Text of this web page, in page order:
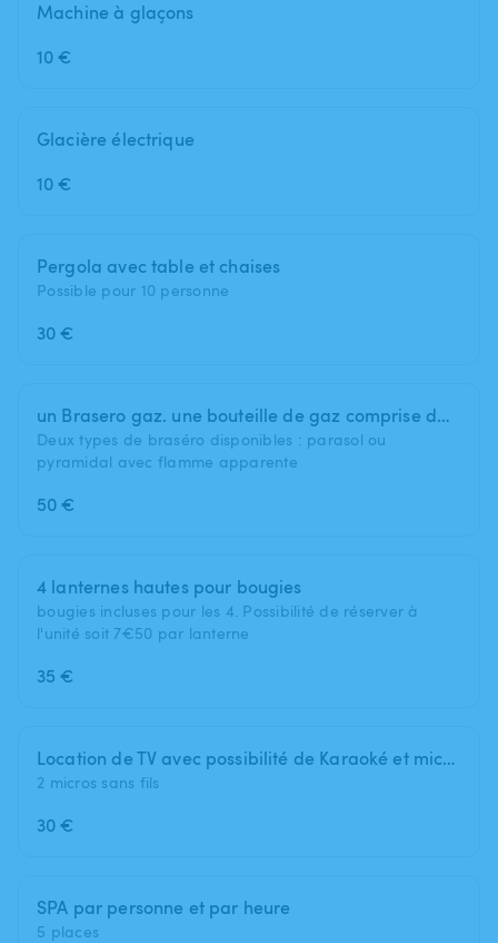
Machine à glaçons
10 €
Glacière électrique
10 €
Pergola avec table et chaises
Possible pour 10 personne
30 €
un Brasero gaz. une bouteille de gaz comprise dans le prix
Deux types de braséro disponibles : parasol ou
pyramidal avec flamme apparente
50 €
4 lanternes hautes pour bougies
bougies incluses pour les 4. Possibilité de réserver à
l'unité soit 7€50 par lanterne
35 €
Location de TV avec possibilité de Karaoké et micro sans fil
2 micros sans fils
30 €
SPA par personne et par heure
5 places